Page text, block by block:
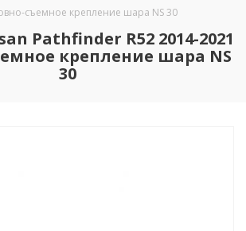
съемное крепление шара NS 30
Pathfinder R52 2014-2021
крепление шара NS
30